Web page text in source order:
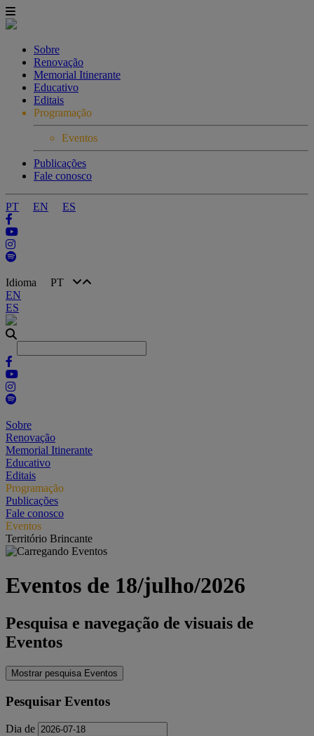
Sobre
Renovação
Memorial Itinerante
Educativo
Editais
Programação
Eventos
Publicações
Fale conosco
PT EN ES
Idioma PT
EN
ES
Sobre
Renovação
Memorial Itinerante
Educativo
Editais
Programação
Publicações
Fale conosco
Eventos
Território Brincante
Eventos de 18/julho/2026
Pesquisa e navegação de visuais de
Eventos
Mostrar pesquisa Eventos
Pesquisar Eventos
Dia de